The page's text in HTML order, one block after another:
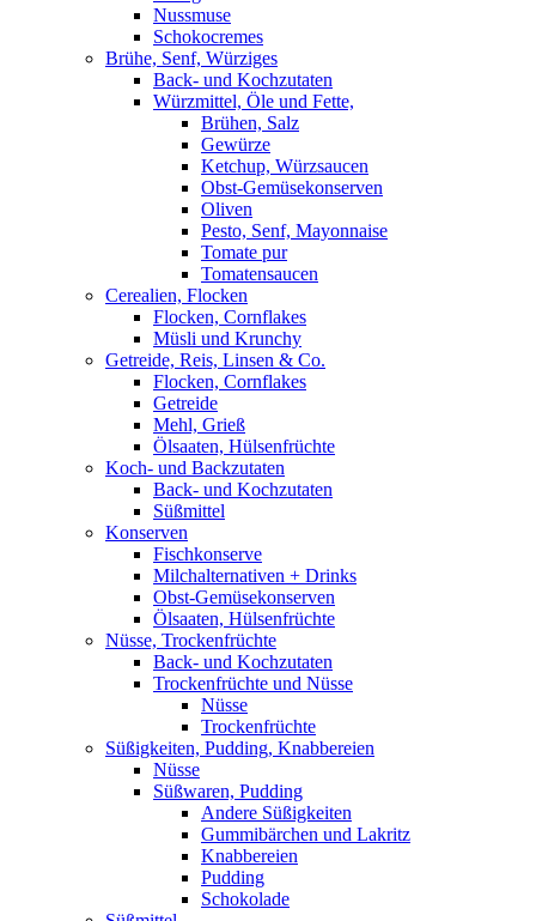
Nussmuse
Schokocremes
Brühe, Senf, Würziges
Back- und Kochzutaten
Würzmittel, Öle und Fette,
Brühen, Salz
Gewürze
Ketchup, Würzsaucen
Obst-Gemüsekonserven
Oliven
Pesto, Senf, Mayonnaise
Tomate pur
Tomatensaucen
Cerealien, Flocken
Flocken, Cornflakes
Müsli und Krunchy
Getreide, Reis, Linsen & Co.
Flocken, Cornflakes
Getreide
Mehl, Grieß
Ölsaaten, Hülsenfrüchte
Koch- und Backzutaten
Back- und Kochzutaten
Süßmittel
Konserven
Fischkonserve
Milchalternativen + Drinks
Obst-Gemüsekonserven
Ölsaaten, Hülsenfrüchte
Nüsse, Trockenfrüchte
Back- und Kochzutaten
Trockenfrüchte und Nüsse
Nüsse
Trockenfrüchte
Süßigkeiten, Pudding, Knabbereien
Nüsse
Süßwaren, Pudding
Andere Süßigkeiten
Gummibärchen und Lakritz
Knabbereien
Pudding
Schokolade